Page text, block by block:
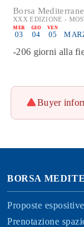
Borsa
XXX EDIZIONE -
MER
03
GIO
04
VEN
05
-206 giorni alla
Buyer
BORSA
Proposte espositive
Prenotazione